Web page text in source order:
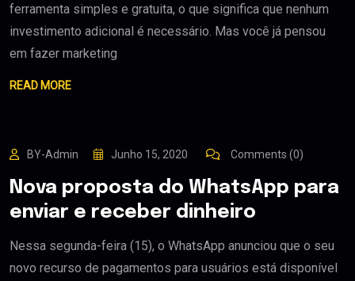
ferramenta simples e gratuita, o que significa que nenhum
investimento adicional é necessário. Mas você já pensou
em fazer marketing
READ MORE
BY-Admin Junho 15, 2020 Comments (0)
Nova proposta do WhatsApp para
enviar e receber dinheiro
Nessa segunda-feira (15), o WhatsApp anunciou que o seu
novo recurso de pagamentos para usuários está disponível